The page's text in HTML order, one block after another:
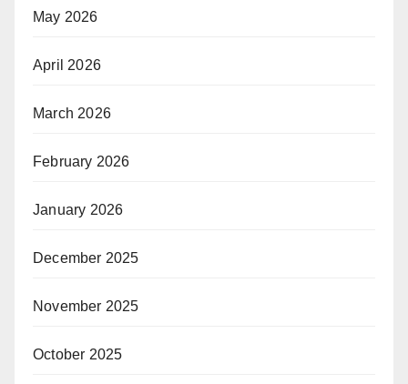
May 2026
April 2026
March 2026
February 2026
January 2026
December 2025
November 2025
October 2025